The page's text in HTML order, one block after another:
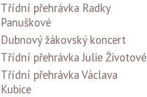
Třídní přehrávka Radky
Panuškové
Dubnový žákovský koncert
Třídní přehrávka Julie Životové
Třídní přehrávka Václava
Kubice